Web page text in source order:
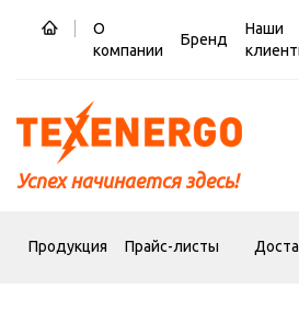
О
компании
Бренд
Наши
Успех начинается здесь!
Продукция Прайс-листы